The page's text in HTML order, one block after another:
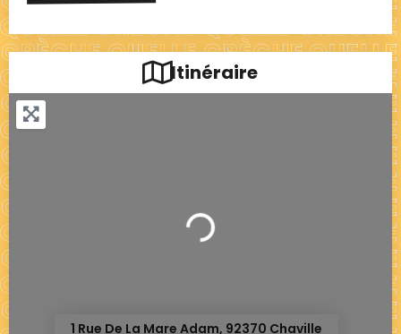
Itinéraire
Chargement...
1 Rue De La Mare Adam, 92370 Chaville